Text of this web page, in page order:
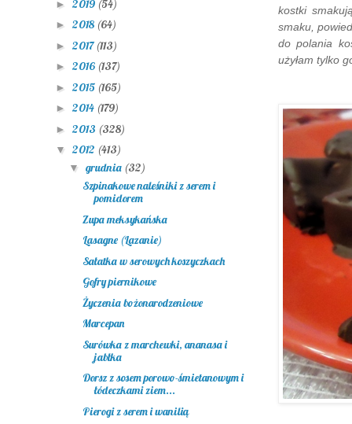
kostki
smaku, pow
do polania
użyłam tylko
► 2019 (54)
► 2018 (64)
► 2017(113)
► 2016 (137)
► 2015 (165)
► 2014 (179)
► 2013 (328)
▼ 2012 (413)
▼ grudnia (32)
Szpinakowe naleśniki z serem i
pomidorem
Zupa meksykańska
Lasagne (Lazanie)
Sałatka w serowych koszyczkach
Gofry piernikowe
Życzenia bożonarodzeniowe
Marcepan
Surówka z marchewki, ananasa i
jabłka
Dorsz z sosem porowo-śmietanowym i
łódeczkami ziem...
Pierogi z serem i wanilią